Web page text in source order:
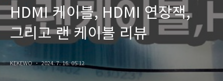
HDMI 케이블, HDMI 연장잭,
그리고 랜 케이블 리뷰
KEKEWO 2024. 7. 16. 05:12